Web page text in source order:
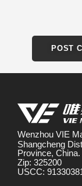
Wenzhou VIE
Shangcheng
Province, China.
Zip: 325200
USCC: